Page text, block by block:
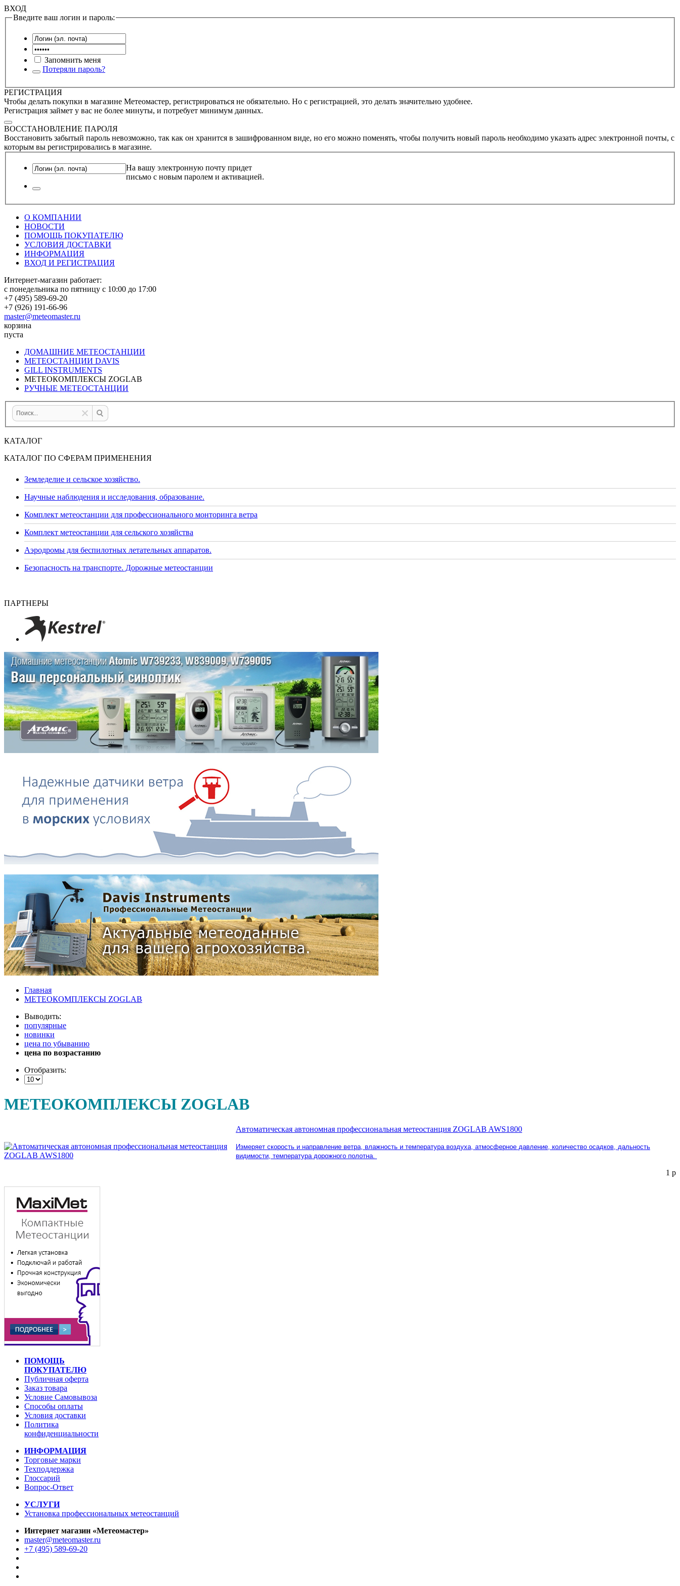
ВХОД
Введите ваш логин и пароль:
Запомнить меня
Потеряли пароль?
РЕГИСТРАЦИЯ
Чтобы делать покупки в магазине Метеомастер, регистрироваться не обязательно. Но с регистрацией, это делать значительно удобнее.
Регистрация займет у вас не более минуты, и потребует минимум данных.
ВОССТАНОВЛЕНИЕ ПАРОЛЯ
Восстановить забытый пароль невозможно, так как он хранится в зашифрованном виде, но его можно поменять, чтобы получить новый пароль необходимо указать адрес электронной почты, с
которым вы регистрировались в магазине.
На вашу электронную почту придет
письмо с новым паролем и активацией.
О КОМПАНИИ
НОВОСТИ
ПОМОЩЬ ПОКУПАТЕЛЮ
УСЛОВИЯ ДОСТАВКИ
ИНФОРМАЦИЯ
ВХОД И РЕГИСТРАЦИЯ
Интернет-магазин работает:
с понедельника по пятницу с 10:00 до 17:00
+7 (495) 589-69-20
+7 (926) 191-66-96
master@meteomaster.ru
корзина
пуста
ДОМАШНИЕ МЕТЕОСТАНЦИИ
МЕТЕОСТАНЦИИ DAVIS
GILL INSTRUMENTS
МЕТЕОКОМПЛЕКСЫ ZOGLAB
РУЧНЫЕ МЕТЕОСТАНЦИИ
КАТАЛОГ
КАТАЛОГ ПО СФЕРАМ ПРИМЕНЕНИЯ
Земледелие и сельское хозяйство.
Научные наблюдения и исследования, образование.
Комплект метеостанции для профессионального монторинга ветра
Комплект метеостанции для сельского хозяйства
Аэродромы для беспилотных летательных аппаратов.
Безопасность на транспорте. Дорожные метеостанции
ПАРТНЕРЫ
Главная
МЕТЕОКОМПЛЕКСЫ ZOGLAB
Выводить:
популярные
новинки
цена по убыванию
цена по возрастанию
Отобразить:
МЕТЕОКОМПЛЕКСЫ ZOGLAB
Автоматическая автономная профессиональная метеостанция ZOGLAB AWS1800
Измеряет скорость и направление ветра, влажность и температура воздуха, атмосферное давление, количество осадков, дальность
видимости, температура дорожного полотна.
1 р
ПОМОЩЬ
ПОКУПАТЕЛЮ
Публичная оферта
Заказ товара
Условие Самовывоза
Способы оплаты
Условия доставки
Политика
конфиденциальности
ИНФОРМАЦИЯ
Торговые марки
Техподдержка
Глоссарий
Вопрос-Ответ
УСЛУГИ
Установка профессиональных метеостанций
Интернет магазин «Метеомастер»
master@meteomaster.ru
+7 (495) 589-69-20